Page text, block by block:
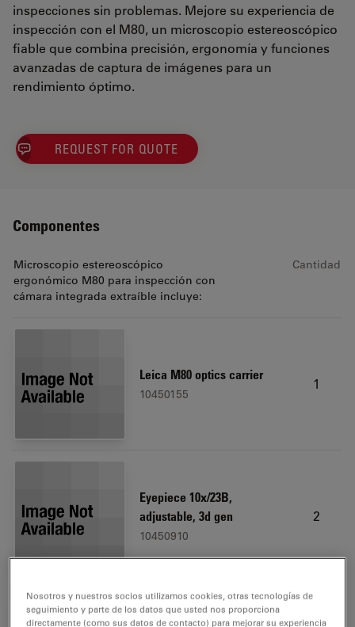
inspecciones sin problemas. Mejore su experiencia de
inspección con el M80, un microscopio estereoscópico
fiable que combina precisión, ergonomía y funciones
avanzadas de captura de imágenes para un
rendimiento óptimo.
REQUEST FOR QUOTE
Componentes
Microscopio estereoscópico
ergonómico M80 para inspección con
cámara integrada extraíble incluye:
Cantidad
Leica M80 optics carrier
10450155
1
Eyepiece 10x/23B,
adjustable, 3d gen
10450910
2
Nosotros y nuestros socios utilizamos cookies, otras tecnologías de
seguimiento y parte de los datos que usted nos proporciona
directamente (como sus datos de contacto) para mejorar su experiencia